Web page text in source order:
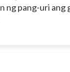
ng pang-uri ang